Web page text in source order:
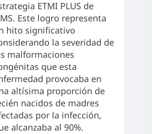
ETMI PLUS de
Este logro representa
hito significativo
la severidad de
malformaciones
que esta
provocaba en
altísima proporción de
nacidos de madres
por la infección,
alcanzaba al 90%.